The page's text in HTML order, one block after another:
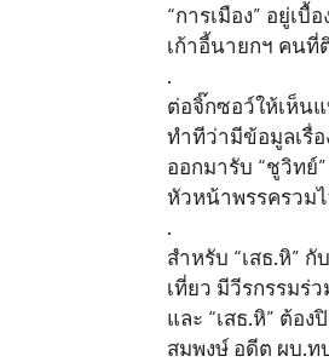
“การเมือง” อยู่เ
เก้าอี้นายกฯ คนที่
.
ต่อจิ๊กซอว์ให้เห็น
ทำทีว่ามีข้อมูลเรื่
ออกมารับ “ชูวิทย์
หัวหน้าพรรครวม
.
สำหรับ “เสธ.หิ”
เที่ยว มีวีรกรรมร่
และ “เสธ.หิ” ต้อ
สมพงษ์ อดีต ผบ.ท